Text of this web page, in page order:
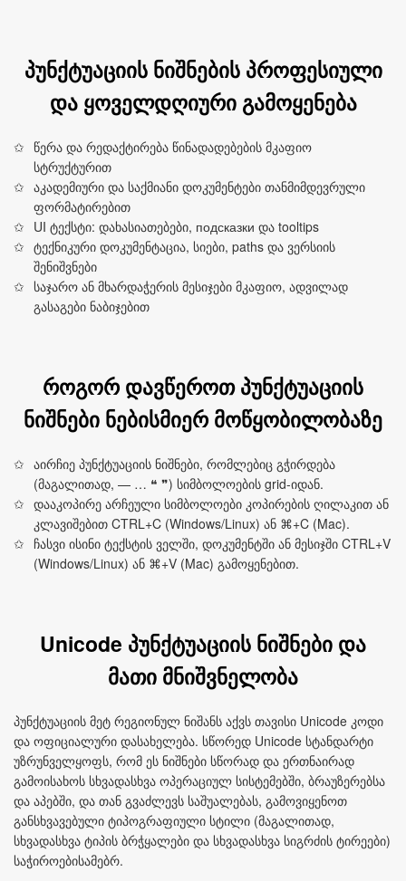
პუნქტუაციის ნიშნების პროფესიული
და ყოველდღიური გამოყენება
წერა და რედაქტირება წინადადებების მკაფიო
სტრუქტურით
აკადემიური და საქმიანი დოკუმენტები თანმიმდევრული
ფორმატირებით
UI ტექსტი: დახასიათებები, подсказки და tooltips
ტექნიკური დოკუმენტაცია, სიები, paths და ვერსიის
შენიშვნები
საჯარო ან მხარდაჭერის მესიჯები მკაფიო, ადვილად
გასაგები ნაბიჯებით
როგორ დავწეროთ პუნქტუაციის
ნიშნები ნებისმიერ მოწყობილობაზე
აირჩიე პუნქტუაციის ნიშნები, რომლებიც გჭირდება
(მაგალითად, — … ❝ ❞) სიმბოლოების grid-იდან.
დააკოპირე არჩეული სიმბოლოები კოპირების ღილაკით ან
კლავიშებით CTRL+C (Windows/Linux) ან ⌘+C (Mac).
ჩასვი ისინი ტექსტის ველში, დოკუმენტში ან მესიჯში CTRL+V
(Windows/Linux) ან ⌘+V (Mac) გამოყენებით.
Unicode პუნქტუაციის ნიშნები და
მათი მნიშვნელობა
პუნქტუაციის მეტ რეგიონულ ნიშანს აქვს თავისი Unicode კოდი
და ოფიციალური დასახელება. სწორედ Unicode სტანდარტი
უზრუნველყოფს, რომ ეს ნიშნები სწორად და ერთნაირად
გამოისახოს სხვადასხვა ოპერაციულ სისტემებში, ბრაუზერებსა
და აპებში, და თან გვაძლევს საშუალებას, გამოვიყენოთ
განსხვავებული ტიპოგრაფიული სტილი (მაგალითად,
სხვადასხვა ტიპის ბრჭყალები და სხვადასხვა სიგრძის ტირეები)
საჭიროებისამებრ.